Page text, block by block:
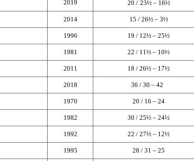
2019 20 / 23½ – 16½
2014 15 / 26½ – 3½
1996 19 / 12½ – 25½
1981 22 / 11½ – 10½
2011 18 / 26½ – 17½
2018 36 / 30 – 42
1970 20 / 16 – 24
1982 30 / 25½ – 24½
1992 22 / 27½ – 12½
1995 28 / 31 – 25